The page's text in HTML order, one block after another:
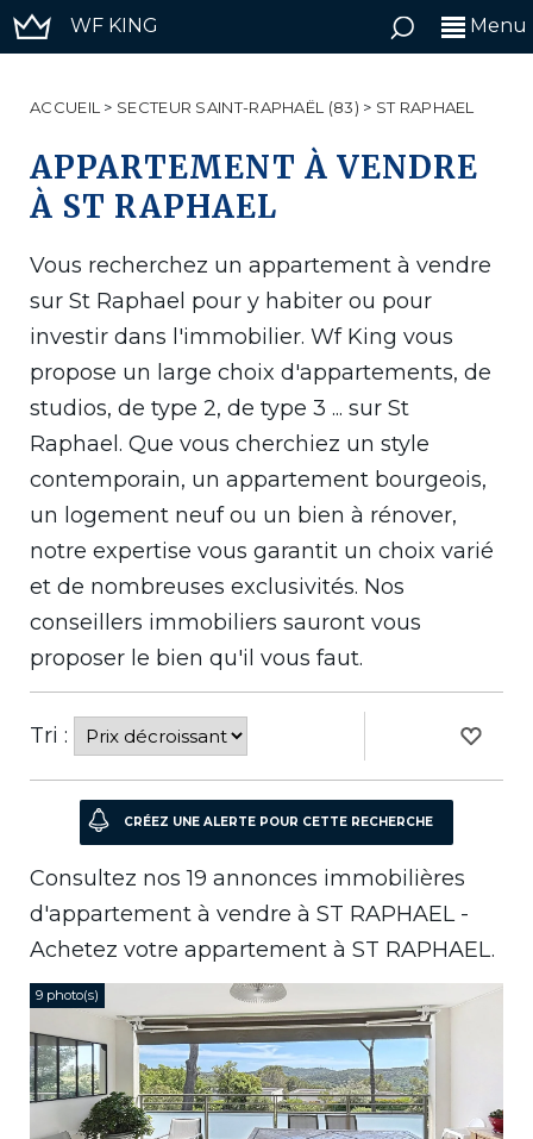
WF KING Menu
ACCUEIL > SECTEUR SAINT-RAPHAËL (83) > ST RAPHAEL
APPARTEMENT À VENDRE
À ST RAPHAEL
Vous recherchez un appartement à vendre
sur St Raphael pour y habiter ou pour
investir dans l'immobilier. Wf King vous
propose un large choix d'appartements, de
studios, de type 2, de type 3 ... sur St
Raphael. Que vous cherchiez un style
contemporain, un appartement bourgeois,
un logement neuf ou un bien à rénover,
notre expertise vous garantit un choix varié
et de nombreuses exclusivités. Nos
conseillers immobiliers sauront vous
proposer le bien qu'il vous faut.
Tri :
Consultez nos 19 annonces immobilières
d'appartement à vendre à ST RAPHAEL -
Achetez votre appartement à ST RAPHAEL.
9 photo(s)